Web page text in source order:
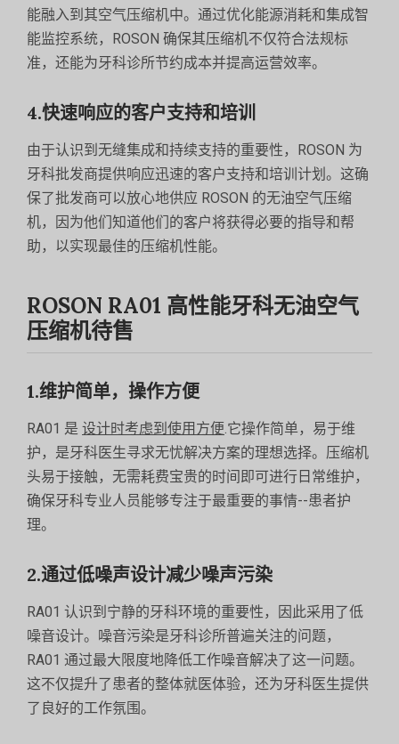
能融入到其空气压缩机中。通过优化能源消耗和集成智
能监控系统，ROSON 确保其压缩机不仅符合法规标
准，还能为牙科诊所节约成本并提高运营效率。
4.快速响应的客户支持和培训
由于认识到无缝集成和持续支持的重要性，ROSON 为
牙科批发商提供响应迅速的客户支持和培训计划。这确
保了批发商可以放心地供应 ROSON 的无油空气压缩
机，因为他们知道他们的客户将获得必要的指导和帮
助，以实现最佳的压缩机性能。
ROSON RA01 高性能牙科无油空气
压缩机待售
1.维护简单，操作方便
RA01 是 设计时考虑到使用方便.它操作简单，易于维
护，是牙科医生寻求无忧解决方案的理想选择。压缩机
头易于接触，无需耗费宝贵的时间即可进行日常维护，
确保牙科专业人员能够专注于最重要的事情--患者护
理。
2.通过低噪声设计减少噪声污染
RA01 认识到宁静的牙科环境的重要性，因此采用了低
噪音设计。噪音污染是牙科诊所普遍关注的问题，
RA01 通过最大限度地降低工作噪音解决了这一问题。
这不仅提升了患者的整体就医体验，还为牙科医生提供
了良好的工作氛围。